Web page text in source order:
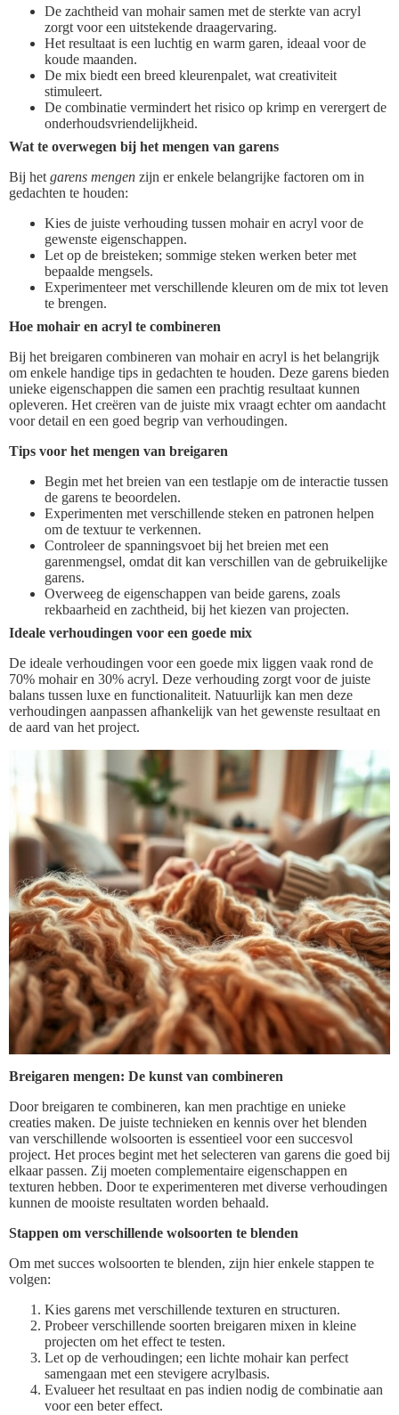
De zachtheid van mohair samen met de sterkte van acryl
zorgt voor een uitstekende draagervaring.
Het resultaat is een luchtig en warm garen, ideaal voor de
koude maanden.
De mix biedt een breed kleurenpalet, wat creativiteit
stimuleert.
De combinatie vermindert het risico op krimp en verergert de
onderhoudsvriendelijkheid.
Wat te overwegen bij het mengen van garens
Bij het garens mengen zijn er enkele belangrijke factoren om in
gedachten te houden:
Kies de juiste verhouding tussen mohair en acryl voor de
gewenste eigenschappen.
Let op de breisteken; sommige steken werken beter met
bepaalde mengsels.
Experimenteer met verschillende kleuren om de mix tot leven
te brengen.
Hoe mohair en acryl te combineren
Bij het breigaren combineren van mohair en acryl is het belangrijk
om enkele handige tips in gedachten te houden. Deze garens bieden
unieke eigenschappen die samen een prachtig resultaat kunnen
opleveren. Het creëren van de juiste mix vraagt echter om aandacht
voor detail en een goed begrip van verhoudingen.
Tips voor het mengen van breigaren
Begin met het breien van een testlapje om de interactie tussen
de garens te beoordelen.
Experimenten met verschillende steken en patronen helpen
om de textuur te verkennen.
Controleer de spanningsvoet bij het breien met een
garenmengsel, omdat dit kan verschillen van de gebruikelijke
garens.
Overweeg de eigenschappen van beide garens, zoals
rekbaarheid en zachtheid, bij het kiezen van projecten.
Ideale verhoudingen voor een goede mix
De ideale verhoudingen voor een goede mix liggen vaak rond de
70% mohair en 30% acryl. Deze verhouding zorgt voor de juiste
balans tussen luxe en functionaliteit. Natuurlijk kan men deze
verhoudingen aanpassen afhankelijk van het gewenste resultaat en
de aard van het project.
Breigaren mengen: De kunst van combineren
Door breigaren te combineren, kan men prachtige en unieke
creaties maken. De juiste technieken en kennis over het blenden
van verschillende wolsoorten is essentieel voor een succesvol
project. Het proces begint met het selecteren van garens die goed bij
elkaar passen. Zij moeten complementaire eigenschappen en
texturen hebben. Door te experimenteren met diverse verhoudingen
kunnen de mooiste resultaten worden behaald.
Stappen om verschillende wolsoorten te blenden
Om met succes wolsoorten te blenden, zijn hier enkele stappen te
volgen:
Kies garens met verschillende texturen en structuren.
Probeer verschillende soorten breigaren mixen in kleine
projecten om het effect te testen.
Let op de verhoudingen; een lichte mohair kan perfect
samengaan met een stevigere acrylbasis.
Evalueer het resultaat en pas indien nodig de combinatie aan
voor een beter effect.